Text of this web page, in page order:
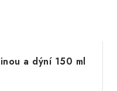
a dýní 150 ml